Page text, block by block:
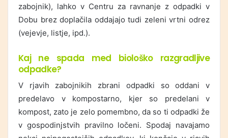
zabojnik), lahko v Centru za ravnanje z odpadki v
Dobu brez doplačila oddajajo tudi zeleni vrtni odrez
(vejevje, listje, ipd.).
Kaj ne spada med biološko razgradljive
odpadke?
V rjavih zabojnikih zbrani odpadki so oddani v
predelavo v kompostarno, kjer so predelani v
kompost, zato je zelo pomembno, da so ti odpadki že
v gospodinjstvih pravilno ločeni. Spodaj navajamo